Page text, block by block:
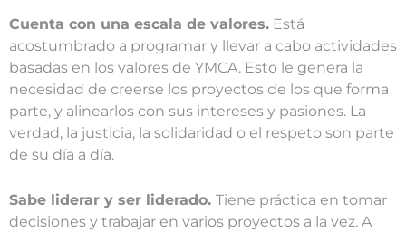
Cuenta con una escala de valores. Está
acostumbrado a programar y llevar a cabo actividades
basadas en los valores de YMCA. Esto le genera la
necesidad de creerse los proyectos de los que forma
parte, y alinearlos con sus intereses y pasiones. La
verdad, la justicia, la solidaridad o el respeto son parte
de su día a día.
Sabe liderar y ser liderado. Tiene práctica en tomar
decisiones y trabajar en varios proyectos a la vez. A